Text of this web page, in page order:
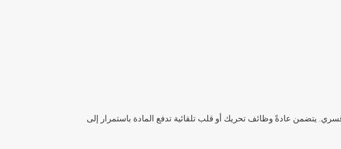
يتضمن عادةً وظائف تحريك أو قلب تلقائية تدفع المادة باستمرار إلى